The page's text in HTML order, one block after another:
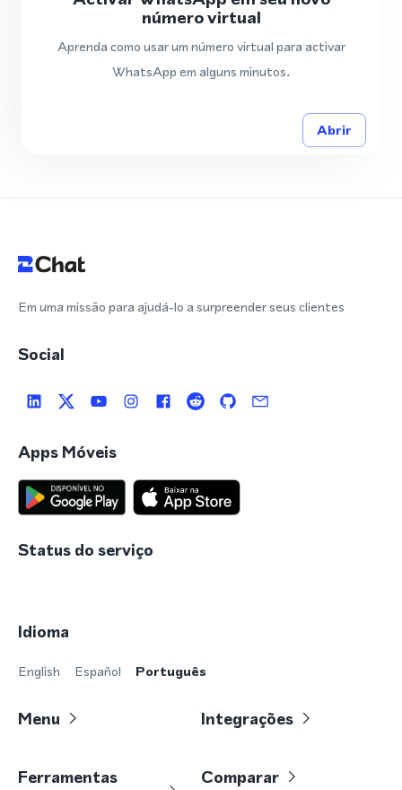
número virtual
Aprenda como usar um número virtual para activar
WhatsApp em alguns minutos.
Abrir
Em uma missão para ajudá-lo a surpreender seus clientes
Social
Apps Móveis
Status do serviço
Idioma
English Español Português
Menu Integrações
Ferramentas Comparar